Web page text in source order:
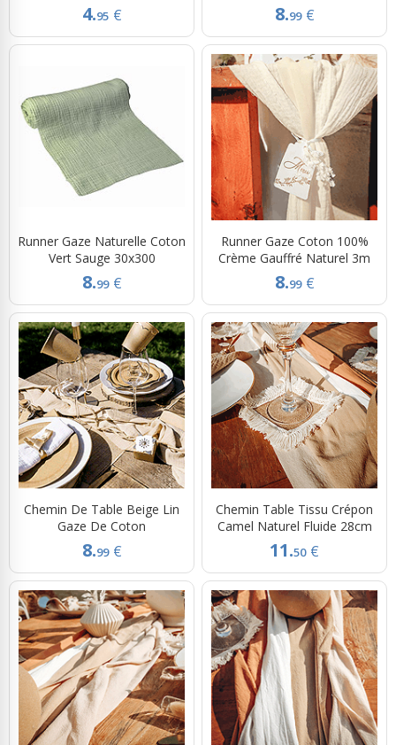
4.95 € 8.99 €
Runner Gaze Naturelle Coton
Vert Sauge 30x300
8.99 €
Runner Gaze Coton 100%
Crème Gauffré Naturel 3m
8.99 €
Chemin De Table Beige Lin
Gaze De Coton
8.99 €
Chemin Table Tissu Crépon
Camel Naturel Fluide 28cm
11.50 €